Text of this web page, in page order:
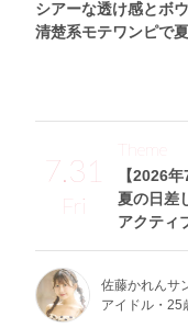
シアーな透け感とボ
清楚系モテワンピで
7.31
Fri
【2026
夏の日差
アクティ
Theme
佐藤かれんサ
アイドル・25